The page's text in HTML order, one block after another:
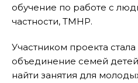
обучение по работе с
частности, ТМНР.
Участником проекта
объединение семей
найти занятия для